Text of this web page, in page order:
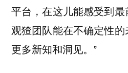
平台，在这儿能感受到
观猹团队能在不确定性
更多新知和洞见。”